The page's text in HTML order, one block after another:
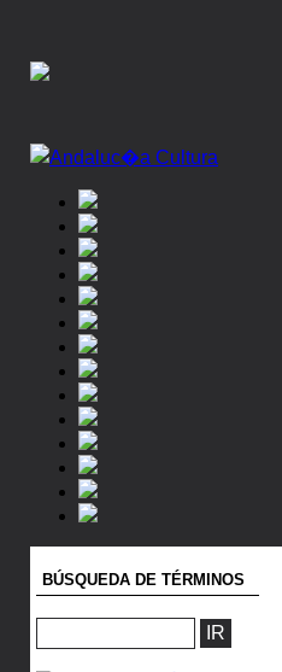
BÚSQUEDA DE TÉRMINOS